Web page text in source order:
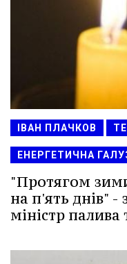
ІВАН ПЛАЧКОВ
ЕНЕРГЕТИЧНА
"Протягом
на п'ять днів" -
міністр палива